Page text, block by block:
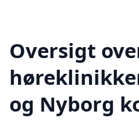
Oversigt
og Nyborg